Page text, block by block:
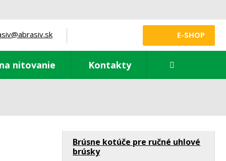
E-SHOP
nitovanie Kontakty
Brúsne kotúče pre ručné uhlové
brúsky